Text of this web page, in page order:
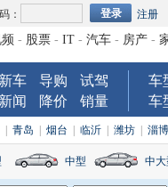
： 注册
- 股票 - IT - 汽车 - 房产 -
新车 导购
试驾
新闻
降价 销量
车
车
青岛 烟台 临沂 潍坊 淄博
中型 中